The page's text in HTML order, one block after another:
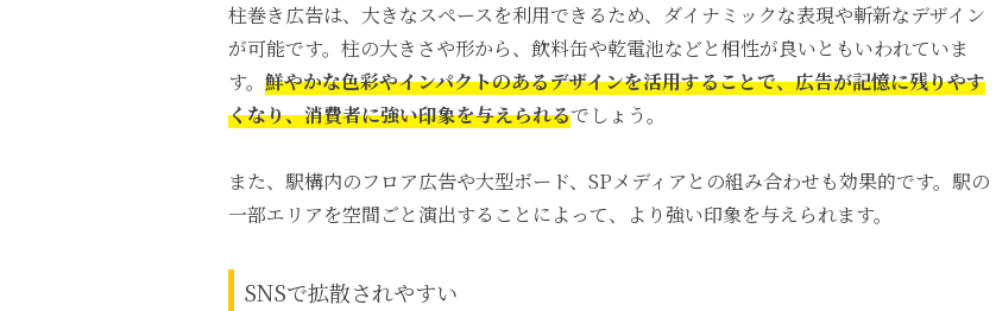
柱巻き広告は、大きなスペースを利用できるため、ダイナミックな表現や斬新なデザイン
が可能です。柱の大きさや形から、飲料缶や乾電池などと相性が良いともいわれていま
す。 鮮やかな色彩やインパクトのあるデザインを活用することで、広告が記憶に残りやす
くなり、消費者に強い印象を与えられるでしょう。
また、駅構内のフロア広告や大型ボード、SPメディアとの組み合わせも効果的です。駅の
一部エリアを空間ごと演出することによって、より強い印象を与えられます。
SNSで拡散されやすい